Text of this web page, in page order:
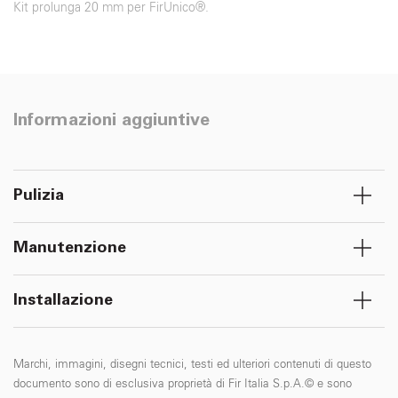
Kit prolunga 20 mm per FirUnico®.
Informazioni aggiuntive
Pulizia
Manutenzione
Installazione
Marchi, immagini, disegni tecnici, testi ed ulteriori contenuti di questo
documento sono di esclusiva proprietà di Fir Italia S.p.A.© e sono